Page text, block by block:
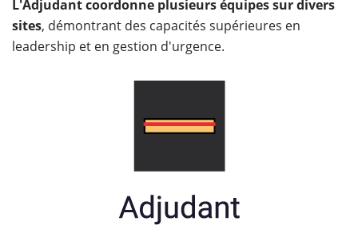
L'Adjudant coordonne plusieurs équipes sur divers
sites, démontrant des capacités supérieures en
leadership et en gestion d'urgence.